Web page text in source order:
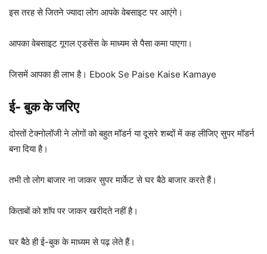
इस तरह से जितने ज्यादा लोग आपके वेबसाइट पर आएंगे।
आपका वेबसाइट गूगल एडसेंस के माध्यम से पैसा कमा पाएगा।
जिसमें आपका ही लाभ है। Ebook Se Paise Kaise Kamaye
ई- बुक के जरिए
दोस्तों टेक्नोलॉजी ने लोगों को बहुत मॉडर्न या दूसरे शब्दों में कह लीजिए सुपर मॉडर्न
बना दिया है।
तभी तो लोग बाजार ना जाकर सुपर मार्केट से घर बैठे बाजार करते हैं।
किताबों को शॉप पर जाकर खरीदते नहीं है।
घर बैठे ही ई-बुक के माध्यम से पढ़ लेते हैं।